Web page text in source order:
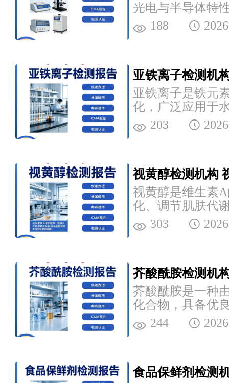
光电与半导体特
器、光通信等领
供相关检测服...
188
亚铁离子检测机
亚铁离子是铁元
化，广泛应用于
制剂等领域，清
检测服务，是专...
203
视黄醇检测机构
视黄醇是维生素
化、调节肌肤代
院可提供相关检
检测机构。...
303
芥酸酰胺检测机
芥酸酰胺是一种
化合物，具备优
电特性，清析技
服务，是专业...
244
食品保鲜剂检测